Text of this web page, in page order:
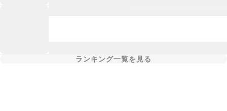
ランキング一覧を見る